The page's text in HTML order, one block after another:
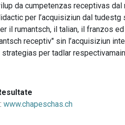
da cumpetenzas receptivas dal
per l’acquisiziun dal
il rumantsch, il talian, il franzos
receptiv" sin l’acquisiziun
per tadlar
www.chapeschas.ch